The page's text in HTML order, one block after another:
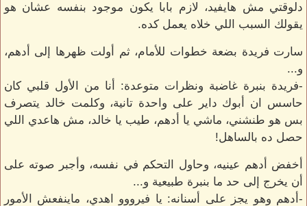
دلوقتي مش هايفيد، لازم بابا يكون موجود بنفسه عشان هو
يقولك السبب اللي خلاه يعمل كده.
سارت فريدة بضعة خطوات للأمام، ثم أولت ظهرها إلى أدهم،
و...
-فريدة بنبرة غاضبة ونظرات متوعدة: أنا من الأول قلبي كان
حاسس ان أبوك داير على واحدة تانية، وكلمت خالد يتصرف
بس هو طنشني، ماشي يا أدهم، طيب يا خالد، مش هاعدي اللي
حصل ده بالساهل!
أخفض أدهم عينيه، وحاول التحكم في نفسه، وأجبر صوته على
أن يخرج إلى حد ما بنبرة طبيعية و...
-أدهم وهو يجز على أسنانه: يا فيرووو اهدي، ماينفعش الأمور